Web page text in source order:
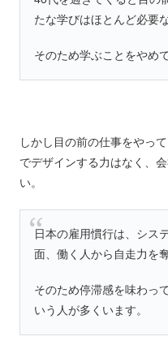
たな学びはほとんど必要
そのため学ぶことをやめ
しかし目の前の仕事をやっ
でデザインする力はなく、
い。
日本の雇用慣行は、シス
面、働く人から自走力を
そのため停滞感を味わっ
いう人が多くいます。